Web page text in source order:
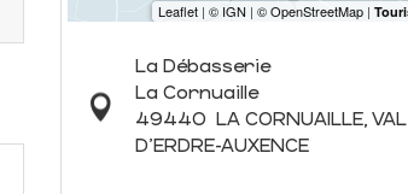
La Débasserie
La Cornuaille
49440 LA CORNUAILLE, VAL
D'ERDRE-AUXENCE